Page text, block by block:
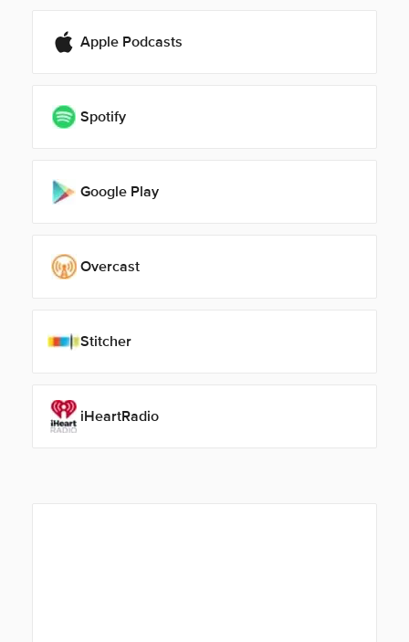
Apple Podcasts
Spotify
Google Play
Overcast
Stitcher
iHeartRadio